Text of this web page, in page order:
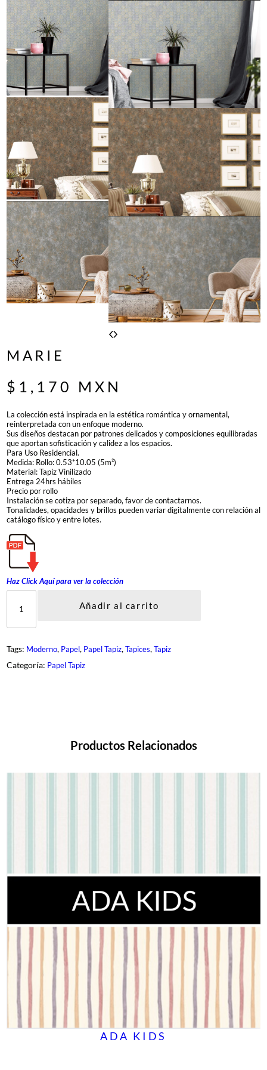
MARIE
$ 1,170 MXN
La colección está inspirada en la estética romántica y ornamental,
reinterpretada con un enfoque moderno.
Sus diseños destacan por patrones delicados y composiciones equilibradas
que aportan sofisticación y calidez a los espacios.
Para Uso Residencial.
Medida: Rollo: 0.53*10.05 (5m²)
Material: Tapiz Vinilizado
Entrega 24hrs hábiles
Precio por rollo
Instalación se cotiza por separado, favor de contactarnos.
Tonalidades, opacidades y brillos pueden variar digitalmente con relación al
catálogo físico y entre lotes.
Haz Click Aquí para ver la colección
M
a
n
t
Añadir al carrito
Tags: Moderno, Papel, Papel Tapiz, Tapices, Tapiz
Categoría: Papel Tapiz
Productos Relacionados
ADA KIDS